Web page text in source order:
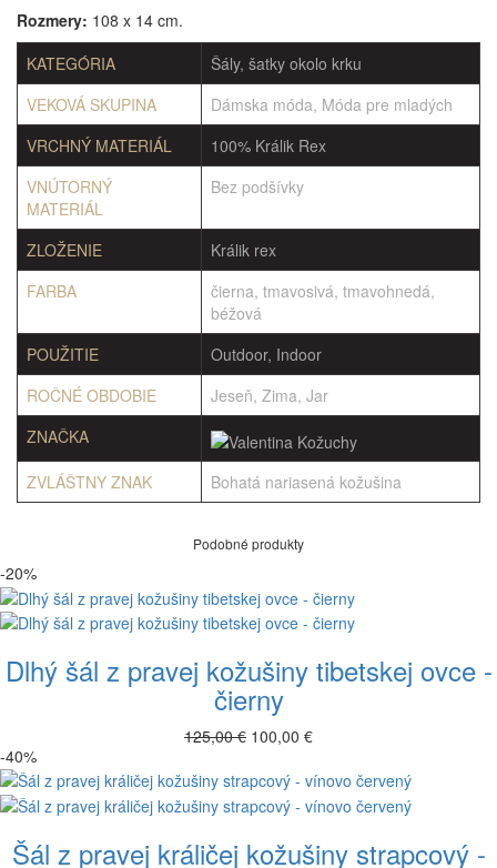
Rozmery: 108 x 14 cm.
KATEGÓRIA
Šály, šatky okolo krku
VEKOVÁ SKUPINA
Dámska móda, Móda pre mladých
VRCHNÝ MATERIÁL
100% Králik Rex
VNÚTORNÝ
MATERIÁL
Bez podšívky
ZLOŽENIE
Králik rex
FARBA
čierna, tmavosivá, tmavohnedá,
béžová
POUŽITIE
Outdoor, Indoor
ROČNÉ OBDOBIE
Jeseň, Zima, Jar
ZNAČKA
ZVLÁŠTNY ZNAK Bohatá nariasená kožušina
Podobné produkty
-20%
Dlhý šál z pravej kožušiny tibetskej ovce -
čierny
125,00 € 100,00 €
-40%
Šál z pravej králičej kožušiny strapcový -